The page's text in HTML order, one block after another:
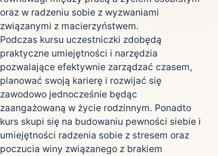
oraz w radzeniu sobie z wyzwaniami
związanymi z macierzyństwem.
Podczas kursu uczestniczki zdobędą
praktyczne umiejętności i narzędzia
pozwalające efektywnie zarządzać czasem,
planować swoją karierę i rozwijać się
zawodowo jednocześnie będąc
zaangażowaną w życie rodzinnym. Ponadto
kurs skupi się na budowaniu pewności siebie i
umiejętności radzenia sobie z stresem oraz
poczucia winy związanego z brakiem